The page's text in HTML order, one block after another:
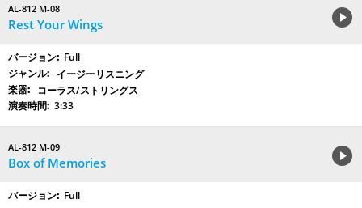
AL-812 M-08
Rest Your Wings
Full
イージーリスニング
コーラス/ストリングス
3:33
AL-812 M-09
Box of Memories
Full